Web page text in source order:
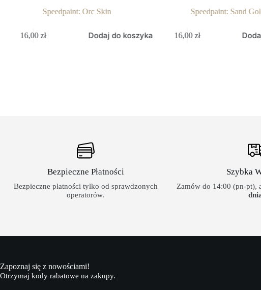
Speedpaint: Orc Skin
16,00zł Dodaj do koszyka
Speedpaint: Sand
16,00 zł
Bezpieczne Płatności
Bezpieczne płatności tylko od sprawdzonych
operatorów.
Szybka
Zamów do 14:00 (pn-pt),
Zapoznaj się z nowościami!
Otrzymaj kody rabatowe na zakupy.